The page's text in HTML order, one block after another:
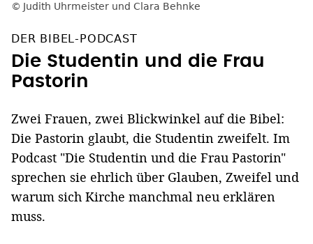
Judith Uhrmeister und Clara Behnke
DER BIBEL-PODCAST
Die Studentin und die Frau
Pastorin
Zwei Frauen, zwei Blickwinkel auf die Bibel:
Die Pastorin glaubt, die Studentin zweifelt. Im
Podcast "Die Studentin und die Frau Pastorin"
sprechen sie ehrlich über Glauben, Zweifel und
warum sich Kirche manchmal neu erklären
muss.